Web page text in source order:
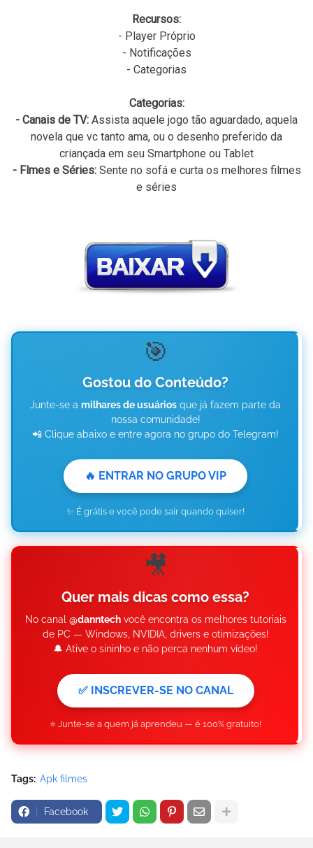
Recursos:
- Player Próprio
- Notificações
- Categorias
Categorias:
- Canais de TV: Assista aquele jogo tão aguardado, aquela
novela que vc tanto ama, ou o desenho preferido da
criançada em seu Smartphone ou Tablet
- Flmes e Séries:Sente no sofá e curta os melhores filmes
e séries
🎯
Gostou do Conteúdo?
Junte-se a milhares de usuários que já fazem parte da
nossa comunidade!
📲 Clique abaixo e entre agora no grupo do Telegram!
🔥 ENTRAR NO GRUPO VIP
✨ É grátis e você pode sair quando quiser!
🎥
Quer mais dicas como essa?
No canal @danntechvocê encontra os melhores tutoriais
de PC — Windows, NVIDIA, drivers e otimizações!
🔔 Ative o sininho e não perca nenhum vídeo!
✅ INSCREVER-SE NO CANAL
⭐ Junte-se a quem já aprendeu — é 100% gratuito!
Tags: Apk filmes
Facebook